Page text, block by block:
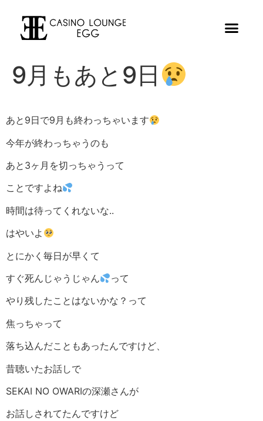
9月もあと9日
あと9日で9月も終わっちゃいます
今年が終わっちゃうのも
あと3ヶ月を切っちゃうって
ことですよね
時間は待ってくれないな..
はやいよ
とにかく毎日が早くて
すぐ死んじゃうじゃん
って
やり残したことはないかな？って
焦っちゃって
落ち込んだこともあったんですけど、
昔聴いたお話しで
SEKAI NO OWARIの深瀬さんが
お話しされてたんですけど